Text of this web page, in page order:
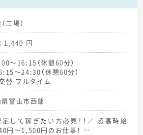
工場）
1,440 円
～16:15（休憩60分）
～24:30（休憩60分）
替 フルタイム
富山市西部
定して稼ぎたい方必見！！／ 超高時給
円～1,500円のお仕事！ …